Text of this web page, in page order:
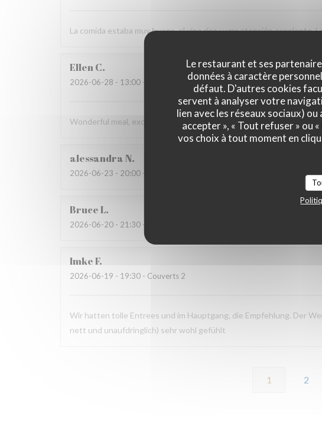
Le restaurant et ses
données à caractère
défaut. D'autres cookies
servent à analyser votre
lien avec les réseaux sociaux)
accepter », « Tout refuser » ou
vos choix à tout moment en
La comida estaba muy buena, el vino rico y una atención excelente.
EllenC
2026-06-28 - 13:00 - Couverts 4
Wonderful meal, excellent service, and a beautiful environment. We
alessandra N
2026-06-23 - 20:00 - Couverts 4
BruceL
2026-06-20 - 21:30 - Couverts 2
ImkeF
2026-06-19 - 19:30 - Couverts 2
Wir hatten tolle Entrees und im Hauptgang, die Empfehlung. Der
nett und unaufdringlich) sehr wohl gefühlt
1 2